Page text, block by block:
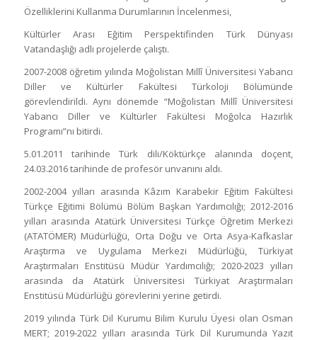
Özelliklerini Kullanma Durumlarının İncelenmesi,
Kültürler Arası Eğitim Perspektifinden Türk Dünyası
Vatandaşlığı adlı projelerde çalıştı.
2007-2008 öğretim yılında Moğolistan Millî Üniversitesi Yabancı
Diller ve Kültürler Fakültesi Türkoloji Bölümünde
görevlendirildi. Aynı dönemde “Moğolistan Millî Üniversitesi
Yabancı Diller ve Kültürler Fakültesi Moğolca Hazırlık
Programı”nı bitirdi.
5.01.2011 tarihinde Türk dili/Köktürkçe alanında doçent,
24.03.2016 tarihinde de profesör unvanını aldı.
2002-2004 yılları arasında Kâzım Karabekir Eğitim Fakültesi
Türkçe Eğitimi Bölümü Bölüm Başkan Yardımcılığı; 2012-2016
yılları arasında Atatürk Üniversitesi Türkçe Öğretim Merkezi
(ATATÖMER) Müdürlüğü, Orta Doğu ve Orta Asya-Kafkaslar
Araştırma ve Uygulama Merkezi Müdürlüğü, Türkiyat
Araştırmaları Enstitüsü Müdür Yardımcılığı; 2020-2023 yılları
arasında da Atatürk Üniversitesi Türkiyat Araştırmaları
Enstitüsü Müdürlüğü görevlerini yerine getirdi.
2019 yılında Türk Dil Kurumu Bilim Kurulu Üyesi olan Osman
MERT; 2019-2022 yılları arasında Türk Dil Kurumunda Yazıt